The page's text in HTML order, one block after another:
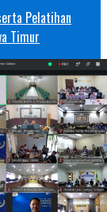
Pelatihan
Timur